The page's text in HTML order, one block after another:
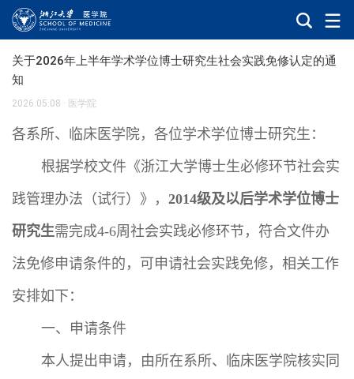
关于2026年上半年学术学位博士研究生社会实践免修认定的通
知
2026.05.08 · 医学院
各系所、临床医学院，各位学术学位博士研究生：
根据学校文件《浙江大学博士生必修环节社会实
践管理办法（试行）》， 2014级及以后学术学位博士
研究生需完成4-6周社会实践必修环节，符合文件办
法免修申请条件的，可申请社会实践免修，相关工作
安排如下：
一、申请条件
本人提出申请，由所在系所、临床医学院核实同